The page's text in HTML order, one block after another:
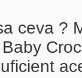
ceva ?